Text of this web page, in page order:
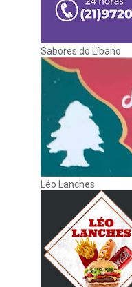
Sabores do Líbano
Léo Lanches